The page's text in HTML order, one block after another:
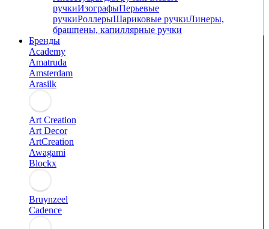
ручкиИзографыПерьевые
ручкиРоллерыШариковые ручкиЛинеры,
брашпены, капиллярные ручки
Бренды
Academy
Amatruda
Amsterdam
Arasilk
Art Creation
Art Decor
ArtCreation
Awagami
Blockx
Bruynzeel
Cadence